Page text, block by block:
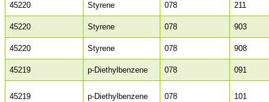
45220 Styrene 078 211
45220 Styrene 078 903
45220 Styrene 078 908
45219 p-Diethylbenzene 078 091
45219 p-Diethylbenzene 078 101